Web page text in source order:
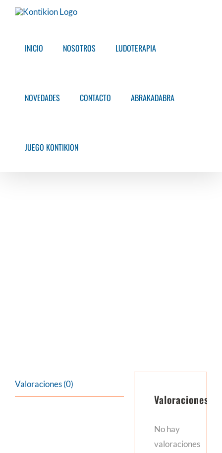
Saltar
INICIO NOSOTROS LUDOTERAPIA
NOVEDADES CONTACTO ABRAKADABRA
JUEGO KONTIKION
Valoraciones (0)
Valoraciones
No hay
valoraciones